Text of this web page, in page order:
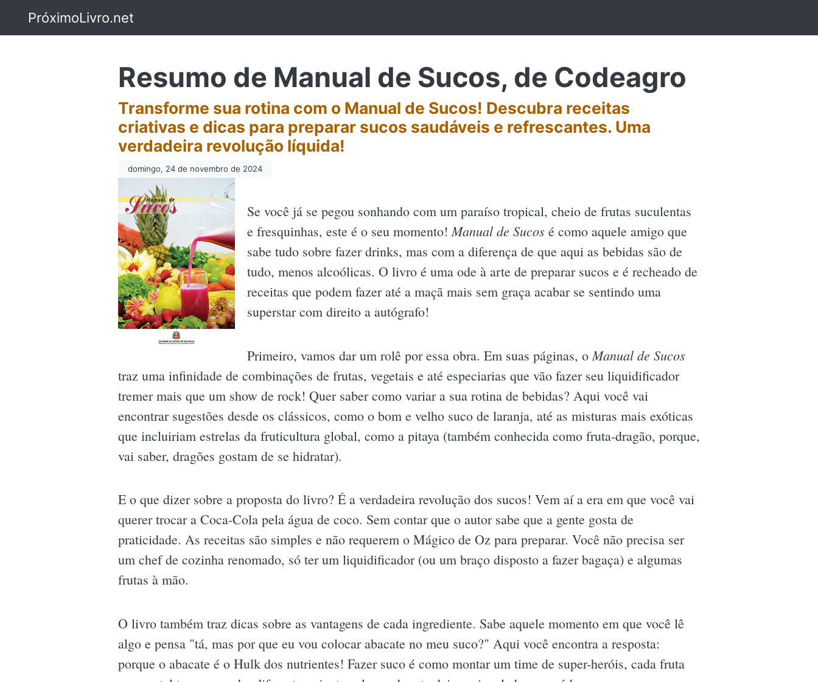
PróximoLivro.net
Resumo de Manual de Sucos, de Codeagro
Transforme sua rotina com o Manual de Sucos! Descubra receitas
criativas e dicas para preparar sucos saudáveis e refrescantes. Uma
verdadeira revolução líquida!
domingo, 24 de novembro de 2024
Se você já se pegou sonhando com um paraíso tropical, cheio de frutas suculentas
e fresquinhas, este é o seu momento!Manual de Sucos é como aquele amigo que
sabe tudo sobre fazer drinks, mas com a diferença de que aqui as bebidas são de
tudo, menos alcoólicas. O livro é uma ode à arte de preparar sucos e é recheado de
receitas que podem fazer até a maçã mais sem graça acabar se sentindo uma
superstar com direito a autógrafo!
Primeiro, vamos dar um rolê por essa obra. Em suas páginas, oManual de Sucos
traz uma infinidade de combinações de frutas, vegetais e até especiarias que vão fazer seu liquidificador
tremer mais que um show de rock! Quer saber como variar a sua rotina de bebidas? Aqui você vai
encontrar sugestões desde os clássicos, como o bom e velho suco de laranja, até as misturas mais exóticas
que incluiriam estrelas da fruticultura global, como a pitaya (também conhecida como fruta-dragão, porque,
vai saber, dragões gostam de se hidratar).
E o que dizer sobre a proposta do livro? É a verdadeira revolução dos sucos! Vem aí a era em que você vai
querer trocar a Coca-Cola pela água de coco. Sem contar que o autor sabe que a gente gosta de
praticidade. As receitas são simples e não requerem o Mágico de Oz para preparar. Você não precisa ser
um chef de cozinha renomado, só ter um liquidificador (ou um braço disposto a fazer bagaça) e algumas
frutas à mão.
O livro também traz dicas sobre as vantagens de cada ingrediente. Sabe aquele momento em que você lê
algo e pensa "tá, mas por que eu vou colocar abacate no meu suco?" Aqui você encontra a resposta:
porque o abacate é o Hulk dos nutrientes! Fazer suco é como montar um time de super-heróis, cada fruta